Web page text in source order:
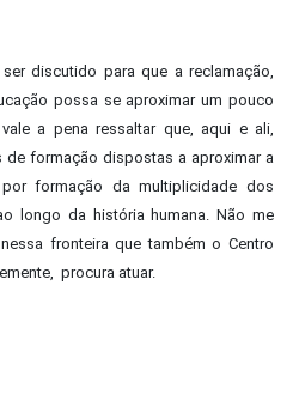
discutido para que a reclamação,
possa se aproximar um pouco
a pena ressaltar que, aqui e ali,
formação dispostas a aproximar a
formação da multiplicidade dos
longo da história humana. Não me
fronteira que também o Centro
procura atuar.